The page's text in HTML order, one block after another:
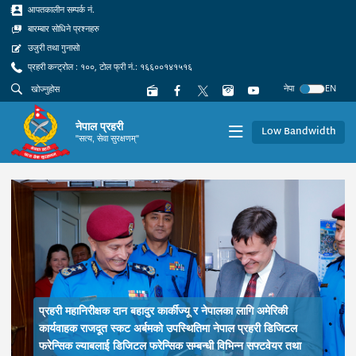
आपतकालीन सम्पर्क नं.
बारम्बार सोधिने प्रश्नहरु
उजुरी तथा गुनासो
प्रहरी कन्ट्रोल : १००, टोल फ्री नं.: १६६००१४१५१६
नेपा
EN
नेपाल प्रहरी
"सत्य, सेवा सुरक्षणम्" Low Bandwidth
कार्कीज्यू र नेपालका लागि अमेरिकी
उपस्थितिमा नेपाल प्रहरी डिजिटल
फरेन्सिक सम्बन्धी विभिन्न सफ्टवेयर तथा
नेपाल प्रहरी जनपद तथा
Previous Next